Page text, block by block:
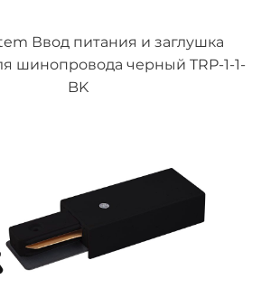
Ввод питания и заглушка
шинопровода черный TRP-1-1-
BK